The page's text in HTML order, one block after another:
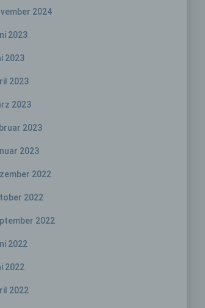
2024
2023
2023
2023
2023
2023
2023
2022
2022
2022
2022
2022
2022